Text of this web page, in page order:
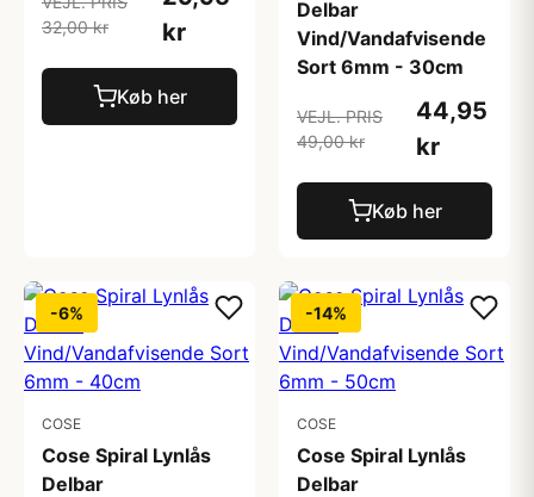
32,00 kr
kr
Køb her
Delbar
Vind/Vandafvisende
Sort 6mm - 30cm
VEJL. PRIS
49,00 kr
44,95
kr
Køb her
-6%
COSE
Cose Spiral Lynlås
Delbar
-14%
COSE
Cose Spiral Lynlås
Delbar